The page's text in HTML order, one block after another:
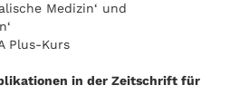
Medizin‘ und
Plus-Kurs
in der Zeitschrift für